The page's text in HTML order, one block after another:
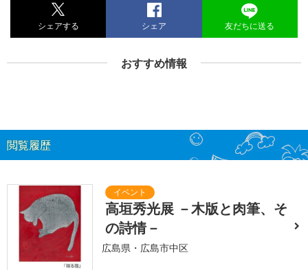
シェアする シェア 友だちに送る
おすすめ情報
閲覧履歴
高垣秀光展 －木版と肉筆、そ
の詩情－
広島県・広島市中区